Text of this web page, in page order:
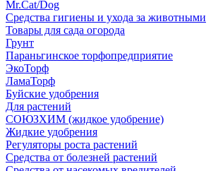
Mr.Cat/Dog
Средства гигиены и ухода за животными
Товары для сада огорода
Грунт
Параньгинское торфопредприятие
ЭкоТорф
ЛамаТорф
Буйские удобрения
Для растений
СОЮЗХИМ (жидкое удобрение)
Жидкие удобрения
Регуляторы роста растений
Средства от болезней растений